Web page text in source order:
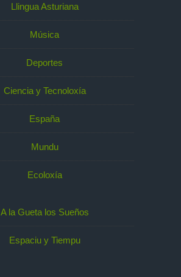
Llingua Asturiana
Música
Deportes
Ciencia y Tecnoloxía
España
Mundu
Ecoloxía
A la Gueta los Sueños
Espaciu y Tiempu